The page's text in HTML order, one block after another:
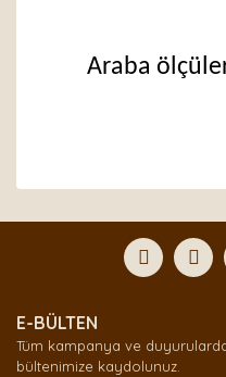
Araba
formunu kullanarak
Görüş ve önerileriniz için
Ürün açıklamasında
Ürün bilgilerinde hatalar
E-BÜLTEN
Tüm kampanya ve
bültenimize kaydolunuz.